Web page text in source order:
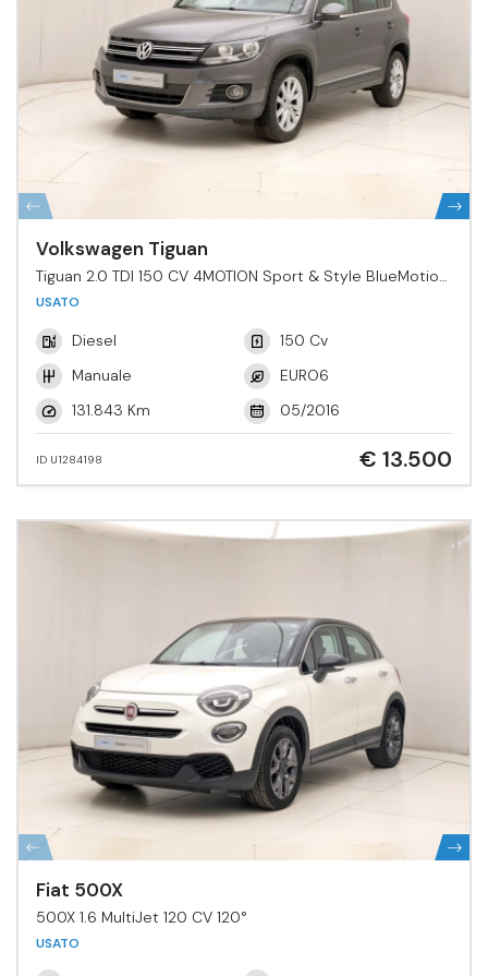
Volkswagen Tiguan
Tiguan 2.0 TDI 150 CV 4MOTION Sport & Style BlueMotion
Tech.
USATO
Diesel
150 Cv
Manuale
EURO6
131.843 Km
05/2016
ID U1284198 € 13.500
Fiat 500X
500X 1.6 MultiJet 120 CV 120°
USATO